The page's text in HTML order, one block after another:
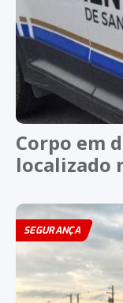
Corpo em
localizado
SEGURANÇA